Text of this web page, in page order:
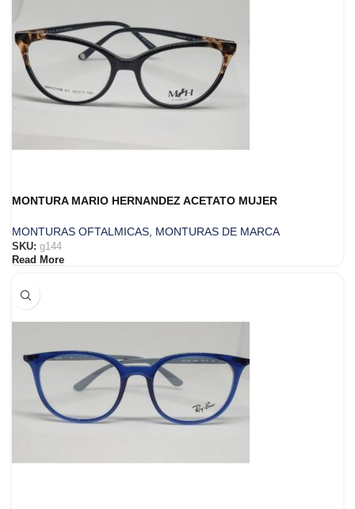
MONTURA MARIO HERNANDEZ ACETATO MUJER
MONTURAS OFTALMICAS, MONTURAS DE MARCA
SKU: g144
Read More